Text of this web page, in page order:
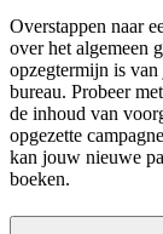
Overstappen naar
over het algemeen
opzegtermijn is van
bureau. Probeer
de inhoud van
opgezette
kan jouw nieuwe
boeken.